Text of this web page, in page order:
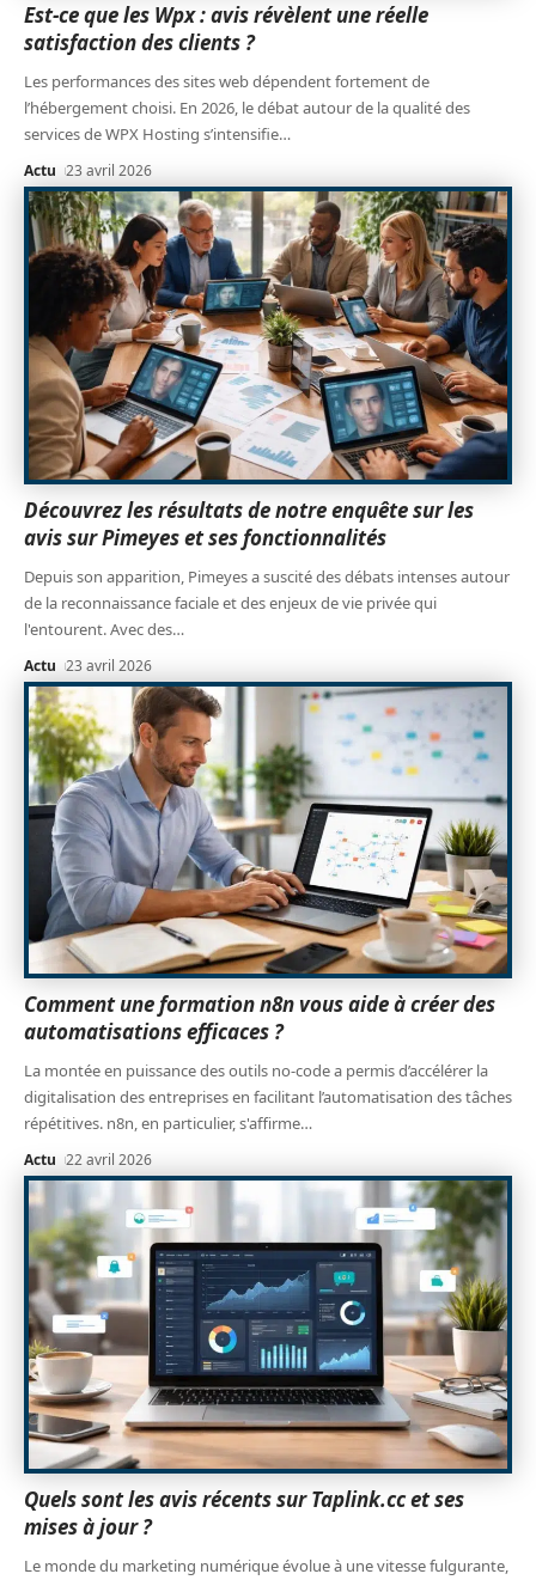
Est-ce que les Wpx : avis révèlent une réelle
satisfaction des clients ?
Les performances des sites web dépendent fortement de
l’hébergement choisi. En 2026, le débat autour de la qualité des
services de WPX Hosting s’intensifie…
Actu 23 avril 2026
Découvrez les résultats de notre enquête sur les
avis sur Pimeyes et ses fonctionnalités
Depuis son apparition, Pimeyes a suscité des débats intenses autour
de la reconnaissance faciale et des enjeux de vie privée qui
l'entourent. Avec des…
Actu 23 avril 2026
Comment une formation n8n vous aide à créer des
automatisations efficaces ?
La montée en puissance des outils no-code a permis d’accélérer la
digitalisation des entreprises en facilitant l’automatisation des tâches
répétitives. n8n, en particulier, s'affirme…
Actu 22 avril 2026
Quels sont les avis récents sur Taplink.cc et ses
mises à jour ?
Le monde du marketing numérique évolue à une vitesse fulgurante,